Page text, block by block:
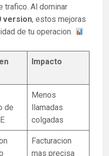
trafico. Al dominar
version, estos mejoras
de tu operacion.
Impacto
de
Menos
llamadas
colgadas
Facturacion
mas precisa